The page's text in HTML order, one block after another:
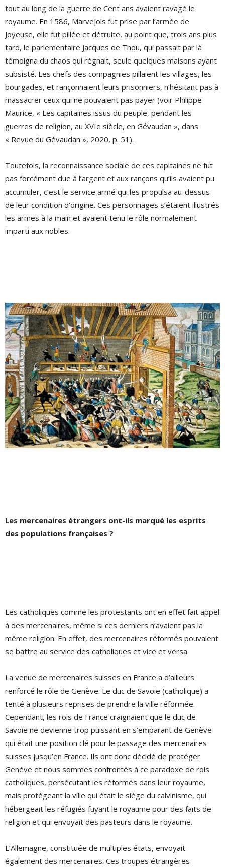
tout au long de la guerre de Cent ans avaient ravagé le
royaume. En 1586, Marvejols fut prise par l’armée de
Joyeuse, elle fut pillée et détruite, au point que, trois ans plus
tard, le parlementaire Jacques de Thou, qui passait par là
témoigna du chaos qui régnait, seule quelques maisons ayant
subsisté. Les chefs des compagnies pillaient les villages, les
bourgades, et rançonnaient leurs prisonniers, n’hésitant pas à
massacrer ceux qui ne pouvaient pas payer (voir Philippe
Maurice, « Les capitaines issus du peuple, pendant les
guerres de religion, au XVIe siècle, en Gévaudan », dans
« Revue du Gévaudan », 2020, p. 51).
Toutefois, la reconnaissance sociale de ces capitaines ne fut
pas forcément due à l’argent et aux rançons qu’ils avaient pu
accumuler, c’est le service armé qui les propulsa au-dessus
de leur condition d’origine. Ces personnages s’étaient illustrés
les armes à la main et avaient tenu le rôle normalement
imparti aux nobles.
Les mercenaires étrangers ont-ils marqué les esprits
des populations françaises ?
Les catholiques comme les protestants ont en effet fait appel
à des mercenaires, même si ces derniers n’avaient pas la
même religion. En effet, des mercenaires réformés pouvaient
se battre au service des catholiques et vice et versa.
La venue de mercenaires suisses en France a d’ailleurs
renforcé le rôle de Genève. Le duc de Savoie (catholique) a
tenté à plusieurs reprises de prendre la ville réformée.
Cependant, les rois de France craignaient que le duc de
Savoie ne devienne trop puissant en s’emparant de Genève
qui était une position clé pour le passage des mercenaires
suisses jusqu’en France. Ils ont donc décidé de protéger
Genève et nous sommes confrontés à ce paradoxe de rois
catholiques, persécutant les réformés dans leur royaume,
mais protégeant la ville qui était le siège du calvinisme, qui
hébergeait les réfugiés fuyant le royaume pour des faits de
religion et qui envoyait des pasteurs dans le royaume.
L’Allemagne, constituée de multiples états, envoyait
également des mercenaires. Ces troupes étrangères